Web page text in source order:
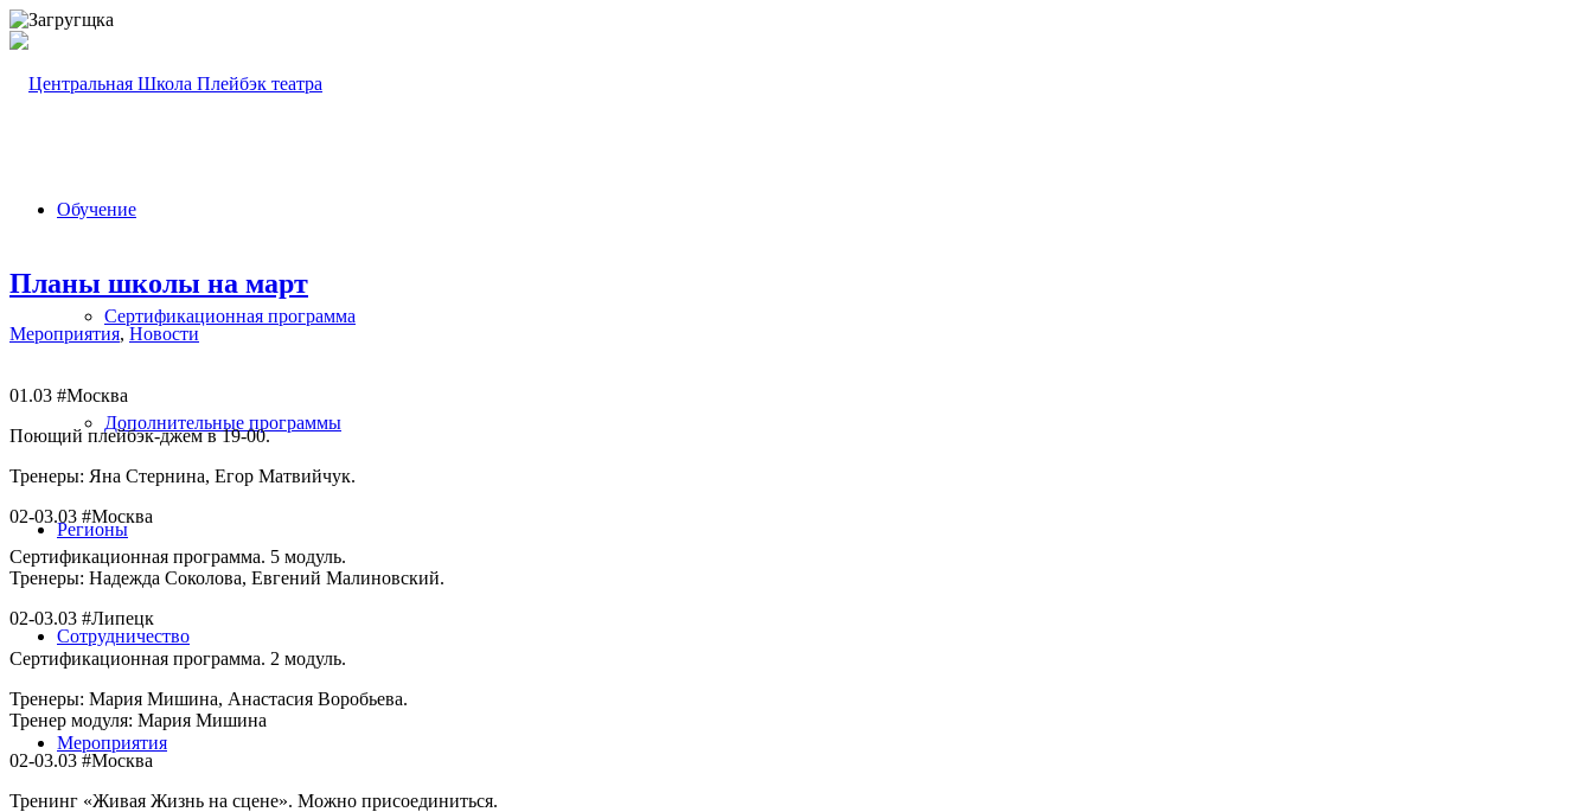
Обучение
Сертификационная программа
Дополнительные программы
Регионы
Сотрудничество
Мероприятия
Планы школы на март
Мероприятия, Новости
01.03 #Москва
Поющий плейбэк-джем в 19-00.
Тренеры: Яна Стернина, Егор Матвийчук.
02-03.03 #Москва
Сертификационная программа. 5 модуль.
Тренеры: Надежда Соколова, Евгений Малиновский.
02-03.03 #Липецк
Сертификационная программа. 2 модуль.
Тренеры: Мария Мишина, Анастасия Воробьева.
Тренер модуля: Мария Мишина
02-03.03 #Москва
Тренинг «Живая Жизнь на сцене». Можно присоединиться.